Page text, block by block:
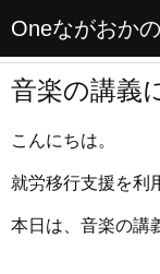
Oneながおか
音楽の講義
こんにちは。
就労移行支援を利
本日は、音楽の講